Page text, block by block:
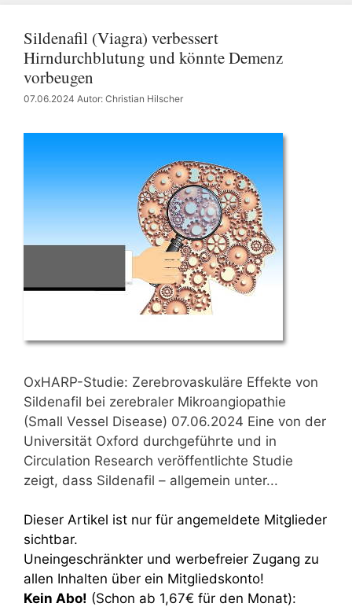
Sildenafil (Viagra) verbessert
Hirndurchblutung und könnte Demenz
vorbeugen
07.06.2024 Autor: Christian Hilscher
OxHARP-Studie: Zerebrovaskuläre Effekte von
Sildenafil bei zerebraler Mikroangiopathie
(Small Vessel Disease) 07.06.2024 Eine von der
Universität Oxford durchgeführte und in
Circulation Research veröffentlichte Studie
zeigt, dass Sildenafil – allgemein unter...
Dieser Artikel ist nur für angemeldete Mitglieder
sichtbar.
Uneingeschränkter und werbefreier Zugang zu
allen Inhalten über ein Mitgliedskonto!
Kein Abo! (Schon ab 1,67€ für den Monat):